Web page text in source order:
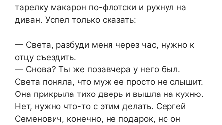
тарелку макарон по-флотски и рухнул на
диван. Успел только сказать:
— Света, разбуди меня через час, нужно к
отцу съездить.
— Снова? Ты же позавчера у него был.
Света поняла, что муж ее просто не слышит.
Она прикрыла тихо дверь и вышла на кухню.
Нет, нужно что-то с этим делать. Сергей
Семенович, конечно, не подарок, но он